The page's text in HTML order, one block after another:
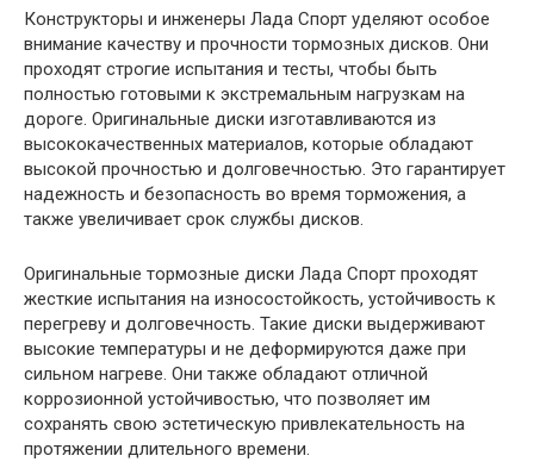
Конструкторы и инженеры Лада Спорт уделяют особое
внимание качеству и прочности тормозных дисков. Они
проходят строгие испытания и тесты, чтобы быть
полностью готовыми к экстремальным нагрузкам на
дороге. Оригинальные диски изготавливаются из
высококачественных материалов, которые обладают
высокой прочностью и долговечностью. Это гарантирует
надежность и безопасность во время торможения, а
также увеличивает срок службы дисков.
Оригинальные тормозные диски Лада Спорт проходят
жесткие испытания на износостойкость, устойчивость к
перегреву и долговечность. Такие диски выдерживают
высокие температуры и не деформируются даже при
сильном нагреве. Они также обладают отличной
коррозионной устойчивостью, что позволяет им
сохранять свою эстетическую привлекательность на
протяжении длительного времени.